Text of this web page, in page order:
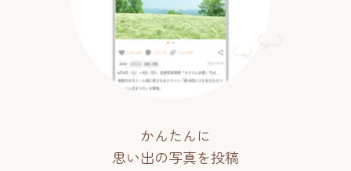
かんたんに
思い出の写真を投稿